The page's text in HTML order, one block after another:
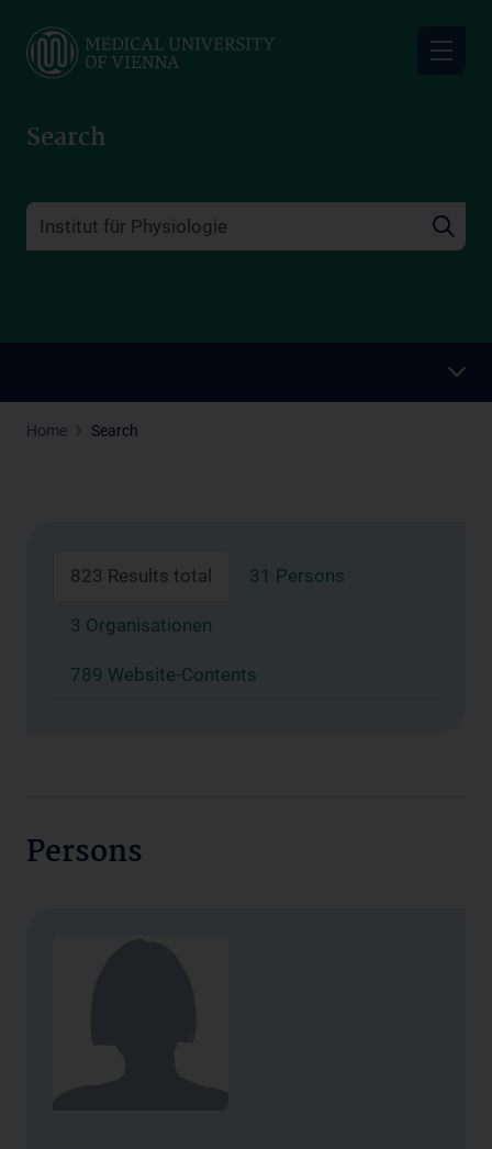
main
Search
Home Search
823 Results total 31 Persons
3 Organisationen
789 Website-Contents
Persons